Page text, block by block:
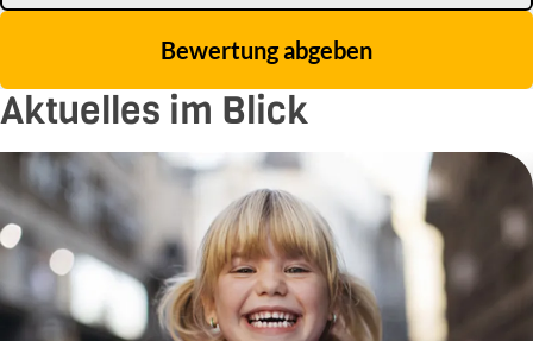
Bewertung abgeben
Aktuelles im Blick